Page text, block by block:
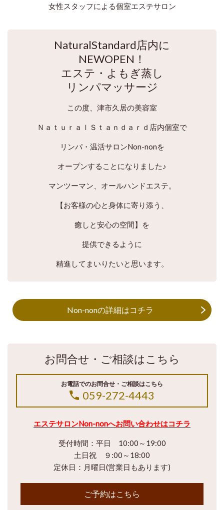
女性スタッフによる個室エステサロン
NaturalStandard店内に
NEWOPEN！
エステ・よもぎ蒸し
リンパマッサージ
この度、津市久居の美容室
ＮａｔｕｒａｌＳｔａｎｄａｒｄ店内個室で
リンパ・温活サロンNon-nonを
オープンすることになりました♪
マンツーマン、オールハンドエステ。
【お客様の心と身体に寄り添う、
癒しと安心の空間】を
提供できるように
精進してまいりたいと思います。
Non-nonの詳細はコチラ
お問合せ・ご相談はこちら
お電話でのお問合せ・ご相談はこちら
059-272-4443
エステサロンNon-nonへお問い合わせはコチラ
受付時間：平日 10:00～19:00
土日祝 ９:00～18:00
定休日：月曜日(営業日もあります)
ご予約はこちら